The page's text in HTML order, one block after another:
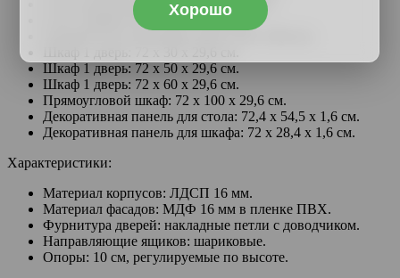
Стол под духовку: 82,4 х 60 х 53,8 см.
Стол 3 ящика: 82,4 х 50 х 50,6 см.
Шкаф 1 дверь: 72 х 50 х 29,6 см.
Шкаф 1 дверь: 72 х 60 х 29,6 см.
Прямоугловой шкаф: 72 х 100 х 29,6 см.
Декоративная панель для стола: 72,4 х 54,5 х 1,6 см.
Декоративная панель для шкафа: 72 х 28,4 х 1,6 см.
Характеристики:
Материал корпусов: ЛДСП 16 мм.
Материал фасадов: МДФ 16 мм в пленке ПВХ.
Фурнитура дверей: накладные петли с доводчиком.
Направляющие ящиков: шариковые.
Опоры: 10 см, регулируемые по высоте.
Хорошо